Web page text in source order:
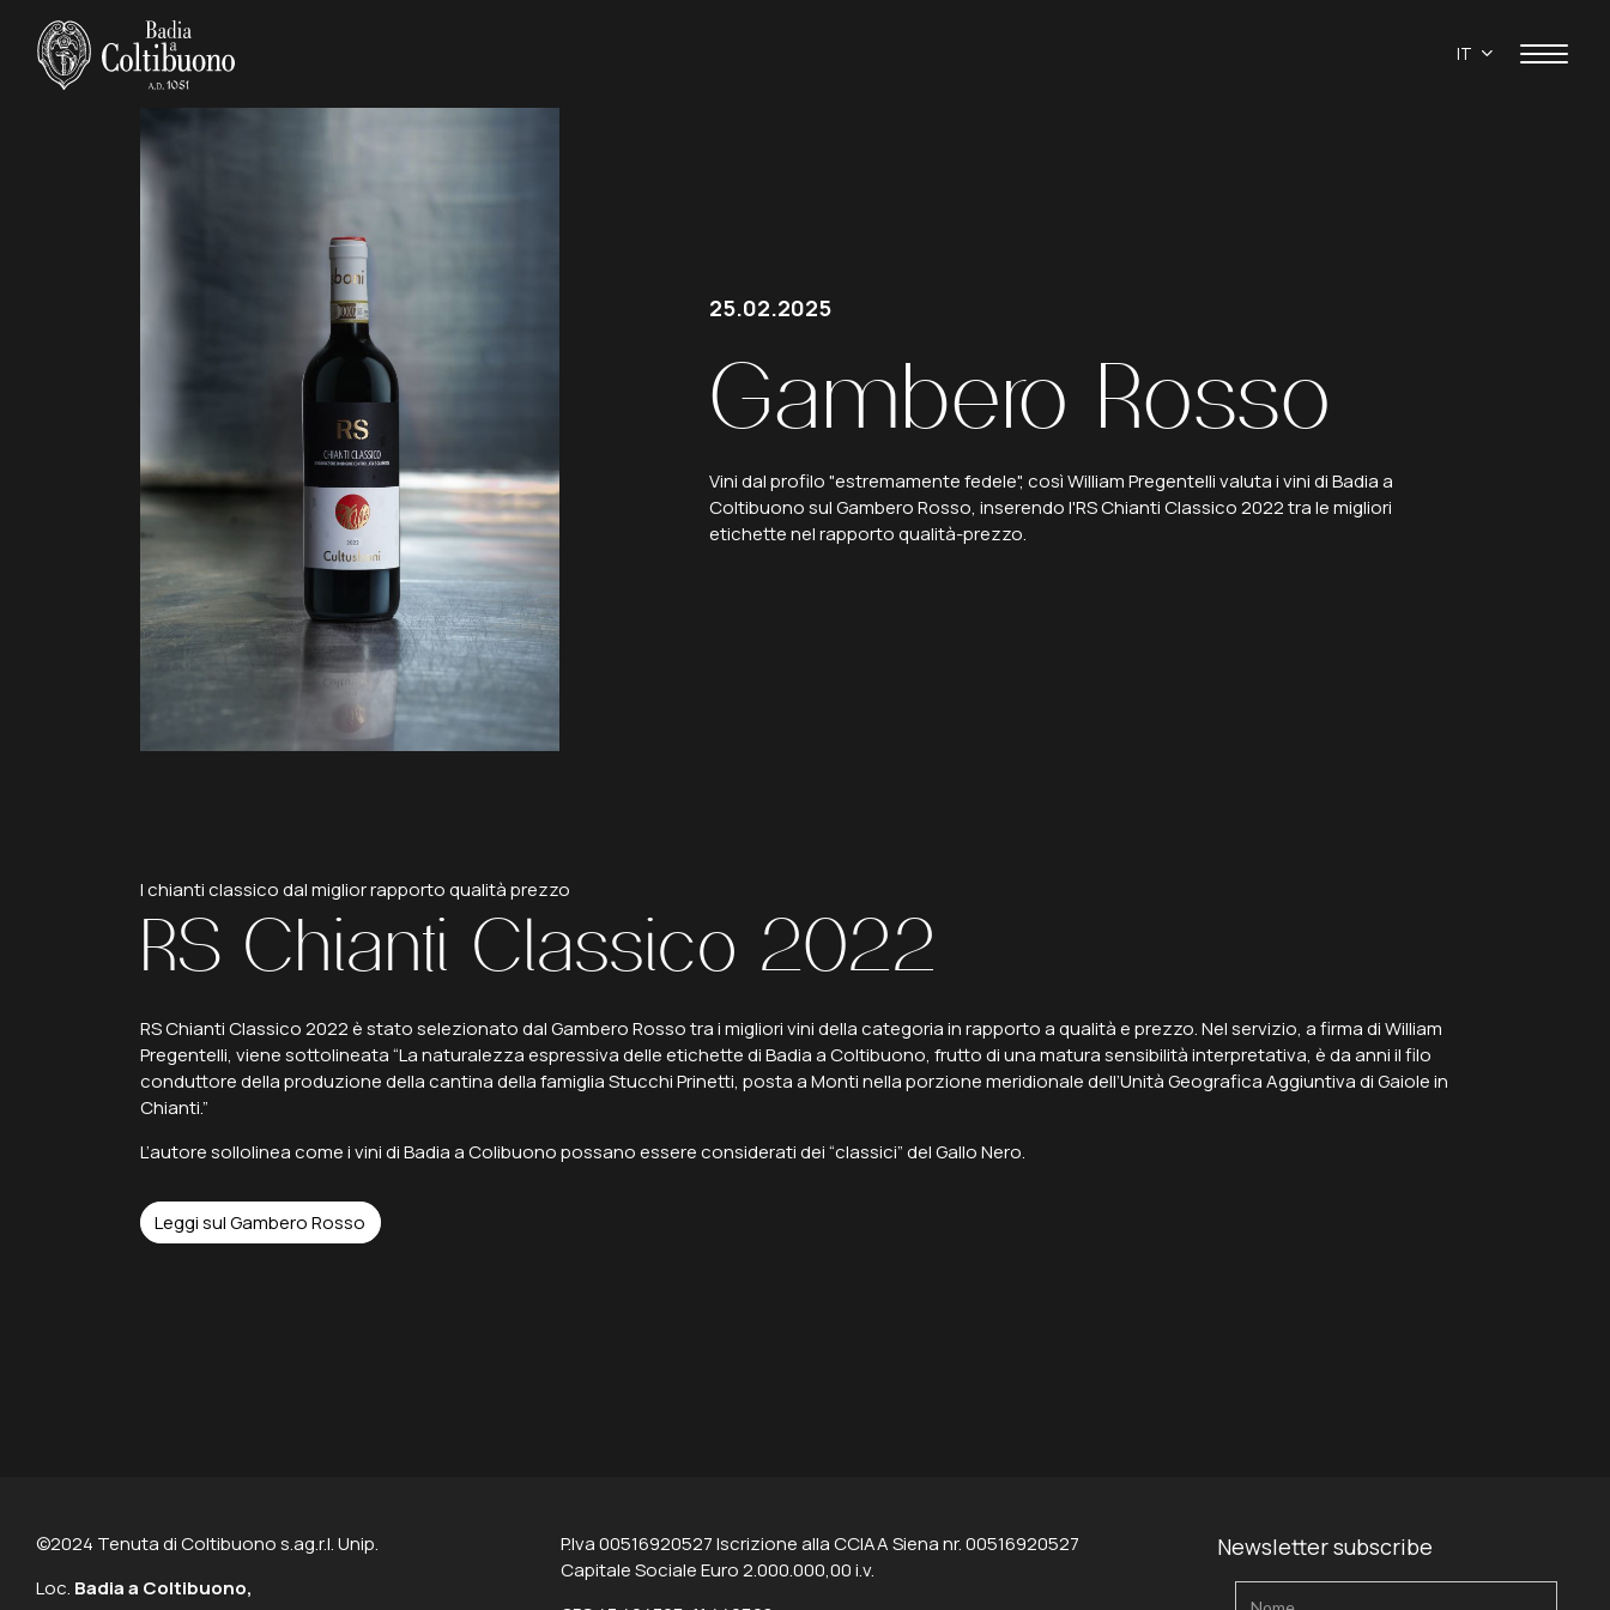
IT
25.02.2025
Gambero Rosso
Vini dal profilo "estremamente fedele", così William Pregentelli valuta i vini di Badia a
Coltibuono sul Gambero Rosso, inserendo l'RS Chianti Classico 2022 tra le migliori
etichette nel rapporto qualità-prezzo.
I chianti classico dal miglior rapporto qualità prezzo
RS Chianti Classico 2022
RS Chianti Classico 2022 è stato selezionato dal Gambero Rosso tra i migliori vini della categoria in rapporto a qualità e prezzo. Nel servizio, a firma di William
Pregentelli, viene sottolineata “La naturalezza espressiva delle etichette di Badia a Coltibuono, frutto di una matura sensibilità interpretativa, è da anni il filo
conduttore della produzione della cantina della famiglia Stucchi Prinetti, posta a Monti nella porzione meridionale dell’Unità Geografica Aggiuntiva di Gaiole in
Chianti.”
L’autore sollolinea come i vini di Badia a Colibuono possano essere considerati dei “classici” del Gallo Nero.
Leggi sul Gambero Rosso
©2024 Tenuta di Coltibuono s.ag.r.l. Unip.
Loc. Badia a Coltibuono,
P.Iva 00516920527 Iscrizione alla CCIAA Siena nr. 00516920527
Capitale Sociale Euro 2.000.000,00 i.v.
Newsletter subscribe